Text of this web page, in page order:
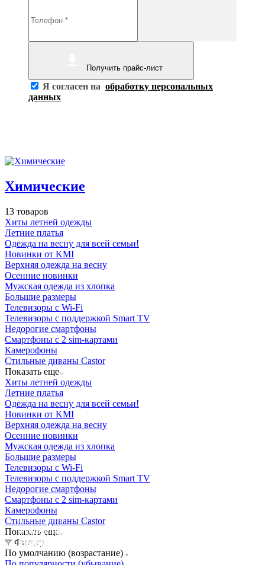
Получить прайс-лист
Я согласен на обработку персональных
данных
Химические
13 товаров
Хиты летней одежды
Летние платья
Одежда на весну для всей семьи!
Новинки от KMI
Верхняя одежда на весну
Осенние новинки
Мужская одежда из хлопка
Большие размеры
Телевизоры с Wi-Fi
Телевизоры с поддержкой Smart TV
Недорогие смартфоны
Смартфоны с 2 sim-картами
Камерофоны
Стильные диваны Castor
Показать еще
Хиты летней одежды
Летние платья
Одежда на весну для всей семьи!
Новинки от KMI
Верхняя одежда на весну
Осенние новинки
Мужская одежда из хлопка
Большие размеры
Телевизоры с Wi-Fi
Телевизоры с поддержкой Smart TV
Недорогие смартфоны
Смартфоны с 2 sim-картами
Камерофоны
Стильные диваны Castor
Показать еще
Фильтр
По умолчанию (возрастание)
Освещение
Здания префектуры ТиНАО
Освещение
Калужский завод путевых машин и гидроприводов
Освещение
СТРОИТЕЛЬНЫЙ ГИПЕРМАРКЕТ «ЛЕРУА
МЕРЛЕН»
Освещение
Железнодорожный вокзал Арзамас-1